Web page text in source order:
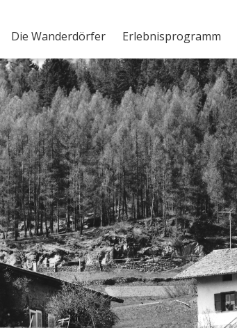
Die Wanderdörfer Erlebnisprogramm